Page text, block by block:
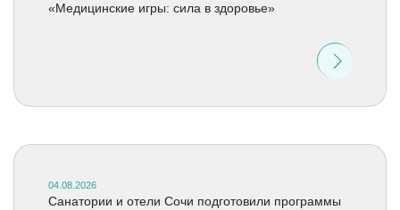
«Медицинские игры: сила в здоровье»
04.08.2026
Санатории и отели Сочи подготовили программы